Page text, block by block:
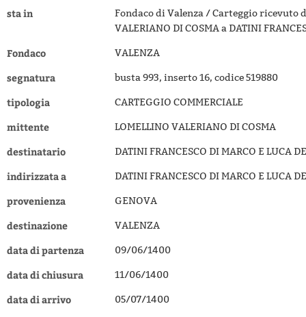
sta in
Fondaco di Valenza / Carteggio ricevuto
VALERIANO DI COSMA a DATINI
Fondaco VALENZA
segnatura busta 993, inserto 16, codice 519880
tipologia CARTEGGIO COMMERCIALE
mittente LOMELLINO VALERIANO DI COSMA
destinatario DATINI FRANCESCO DI MARCO E LUCA
indirizzata a DATINI FRANCESCO DI MARCO E LUCA
provenienza GENOVA
destinazione VALENZA
data di partenza 09/06/1400
data di chiusura 11/06/1400
data di arrivo 05/07/1400